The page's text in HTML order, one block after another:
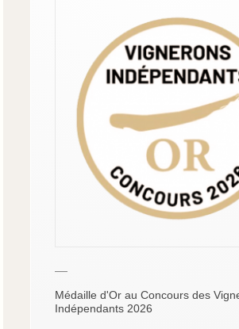
—
Médaille d'Or au Concours des
Indépendants 2026